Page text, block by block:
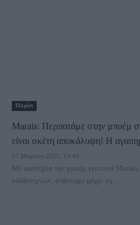
Παρίσι
Marais: Περπατάμε στην μποέμ
είναι σκέτη αποκάλυψη! Η
17 Μαρτίου 2021, 14:40
Mε αφετηρία την μποέμ γειτονιά
καλλιτεχνών, φτάνουμε μέχρι τη...